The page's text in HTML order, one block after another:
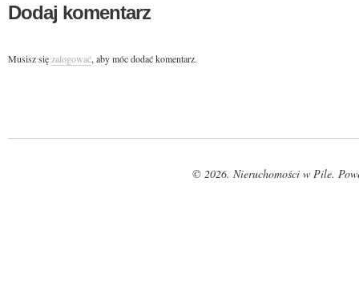
Dodaj komentarz
Musisz sięzalogować, aby móc dodać komentarz.
© 2026. Nieruchomości w Pile.